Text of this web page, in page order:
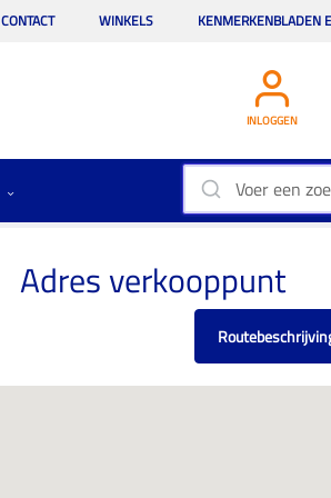
CONTACT WINKELS KENMERKENBLADEN
INLOGGEN
Adres verkooppunt